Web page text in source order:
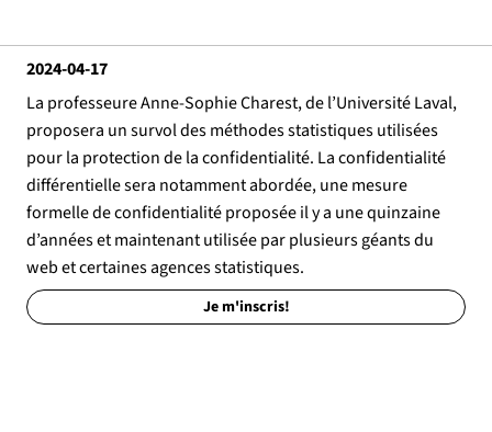
2024-04-17
La professeure Anne-Sophie Charest, de l’Université Laval,
proposera un survol des méthodes statistiques utilisées
pour la protection de la confidentialité. La confidentialité
différentielle sera notamment abordée, une mesure
formelle de confidentialité proposée il y a une quinzaine
d’années et maintenant utilisée par plusieurs géants du
web et certaines agences statistiques.
Je m'inscris!